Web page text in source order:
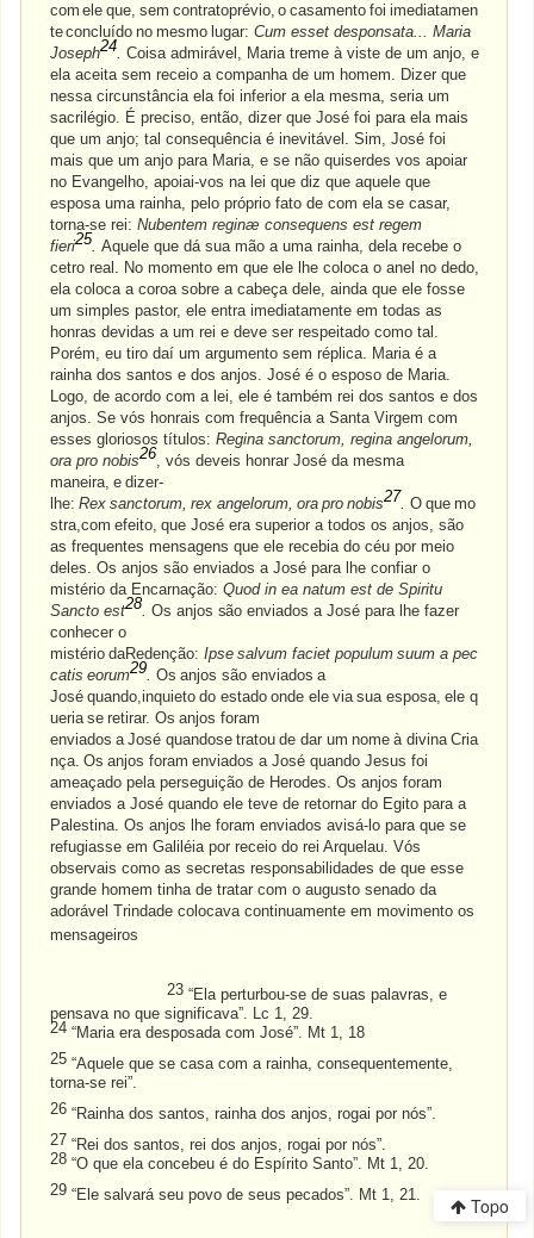
com ele que, sem contratoprévio, o casamento foi imediatamen
teconcluído no mesmo lugar: Cum esset desponsata... Maria
Joseph24. Coisa admirável, Maria treme à viste de um anjo, e
ela aceita sem receio a companha de um homem. Dizer que
nessa circunstância ela foi inferior a ela mesma, seria um
sacrilégio. É preciso, então, dizer que José foi para ela mais
que um anjo; tal consequência é inevitável. Sim, José foi
mais que um anjo para Maria, e se não quiserdes vos apoiar
no Evangelho, apoiai-vos na lei que diz que aquele que
esposa uma rainha, pelo próprio fato de com ela se casar,
torna-se rei: Nubentem reginæ consequens est regem
fieri25. Aquele que dá sua mão a uma rainha, dela recebe o
cetro real. No momento em que ele lhe coloca o anel no dedo,
ela coloca a coroa sobre a cabeça dele, ainda que ele fosse
um simples pastor, ele entra imediatamente em todas as
honras devidas a um rei e deve ser respeitado como tal.
Porém, eu tiro daí um argumento sem réplica. Maria é a
rainha dos santos e dos anjos. José é o esposo de Maria.
Logo, de acordo com a lei, ele é também rei dos santos e dos
anjos. Se vós honrais com frequência a Santa Virgem com
esses gloriosos títulos: Regina sanctorum, regina angelorum,
ora pro nobis26, vós deveis honrar José da mesma
maneira, e dizer-
lhe: Rex sanctorum, rex angelorum, ora pro nobis27. O que mo
stra,com efeito, que José era superior a todos os anjos, são
as frequentes mensagens que ele recebia do céu por meio
deles. Os anjos são enviados a José para lhe confiar o
mistério da Encarnação: Quod in ea natum est de Spiritu
Sancto est28. Os anjos são enviados a José para lhe fazer
conhecer o
mistério daRedenção: Ipse salvum faciet populum suum a pec
catis eorum29. Os anjos são enviados a
José quando,inquieto do estado onde ele via sua esposa, ele q
ueria se retirar. Os anjos foram
enviados a José quandose tratou de dar um nome à divina Cria
nça. Os anjos foram enviados a José quando Jesus foi
ameaçado pela perseguição de Herodes. Os anjos foram
enviados a José quando ele teve de retornar do Egito para a
Palestina. Os anjos lhe foram enviados avisá-lo para que se
refugiasse em Galiléia por receio do rei Arquelau. Vós
observais como as secretas responsabilidades de que esse
grande homem tinha de tratar com o augusto senado da
adorável Trindade colocava continuamente em movimento os
mensageiros
23“Ela perturbou-se de suas palavras, e
pensava no que significava”. Lc 1, 29.
24 “Maria era desposada com José”. Mt 1, 18
25 “Aquele que se casa com a rainha, consequentemente,
torna-se rei”.
26 “Rainha dos santos, rainha dos anjos, rogai por nós”.
27 “Rei dos santos, rei dos anjos, rogai por nós”.
28 “O que ela concebeu é do Espírito Santo”. Mt 1, 20.
29 “Ele salvará seu povo de seus pecados”. Mt 1, 21.
Topo